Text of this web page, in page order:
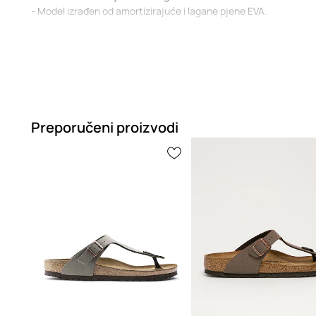
- Model izrađen od amortizirajuće i lagane pjene EVA.
Preporučeni proizvodi